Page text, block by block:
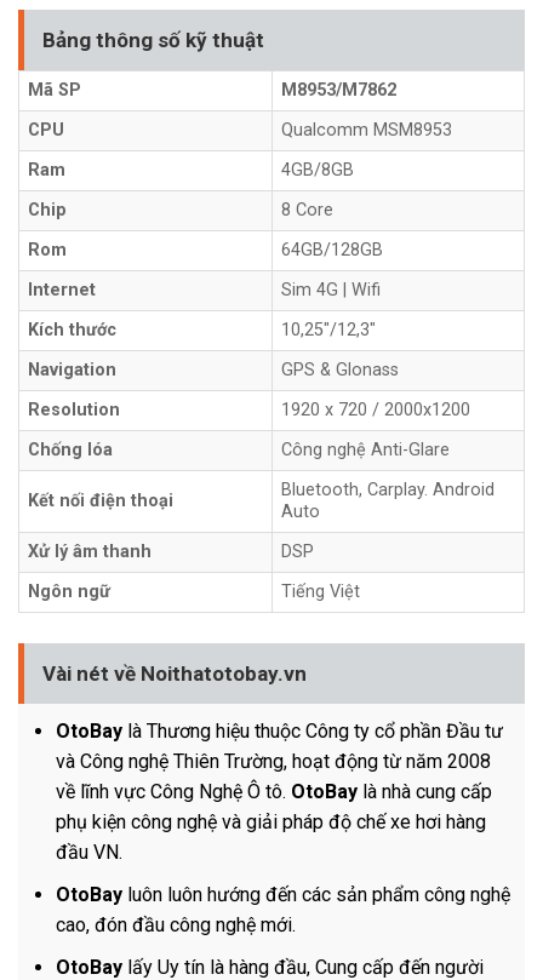
Bảng thông số kỹ thuật
Mã SP
M8953/M7862
CPU
Qualcomm MSM8953
Ram
4GB/8GB
Chip
8 Core
Rom
64GB/128GB
Internet
Sim 4G | Wifi
Kích thước
10,25"/12,3"
Navigation
GPS & Glonass
Resolution
1920 x 720 / 2000x1200
Chống lóa
Công nghệ Anti-Glare
Kết nối điện thoại
Bluetooth, Carplay. Android
Auto
Xử lý âm thanh
DSP
Ngôn ngữ
Tiếng Việt
Vài nét về Noithatotobay.vn
OtoBaylà Thương hiệu thuộc Công ty cổ phần Đầu tư
và Công nghệ Thiên Trường, hoạt động từ năm 2008
về lĩnh vực Công Nghệ Ô tô. OtoBaylà nhà cung cấp
phụ kiện công nghệ và giải pháp độ chế xe hơi hàng
đầu VN.
OtoBayluôn luôn hướng đến các sản phẩm công nghệ
cao, đón đầu công nghệ mới.
OtoBaylấy Uy tín là hàng đầu, Cung cấp đến người